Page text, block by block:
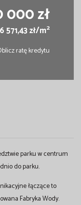
000 zł
6 571,43 zł/m2
ratę kredytu
parku w centrum
do parku.
łączące to
Fabryka Wody.